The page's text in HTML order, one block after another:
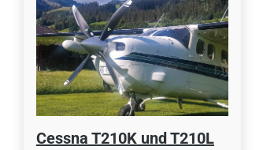
Cessna T210K und T210L